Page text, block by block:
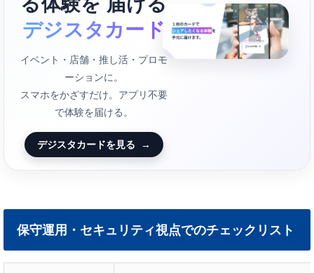
デジスタカード
イベント・店舗・推し活・プロモ
ーションに。
スマホをかざすだけ。アプリ不要
で体験を届ける。
デジスタカードを見る →
保守運用・セキュリティ視点でのチェックリスト